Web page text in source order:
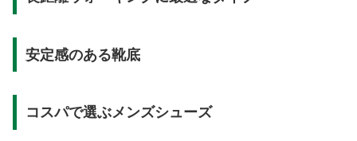
安定感のある靴底
コスパで選ぶメンズシューズ